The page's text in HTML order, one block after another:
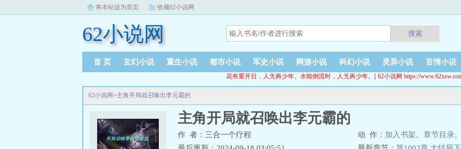
将本站设为首页 收藏62小说网
62小说网 搜索
首 页 玄幻小说 重生小说 都市小说 军史小说 网游小说 科幻小说 灵异小说 言情小说
花有重开日，人无再少年。水能倒流时，人无再少年。[ 62小说网 https://
62小说网>主角开局就召唤出李元霸的
主角开局就召唤出李元霸的
作 者：三合一个疗程 动 作： 加入书架 章节目录